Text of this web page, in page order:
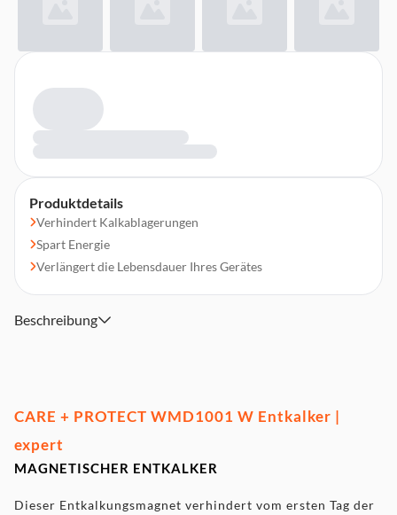
Produktdetails
Verhindert Kalkablagerungen
Spart Energie
Verlängert die Lebensdauer Ihres Gerätes
Beschreibung
CARE + PROTECT WMD1001 W Entkalker |
expert
MAGNETISCHER ENTKALKER
Dieser Entkalkungsmagnet verhindert vom ersten Tag der